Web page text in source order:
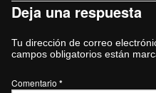
Deja una respuesta
Tu dirección de correo
campos obligatorios están
Comentario *